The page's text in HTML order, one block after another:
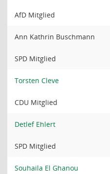
AfD Mitglied
Ann Kathrin Buschmann
SPD Mitglied
Torsten Cleve
CDU Mitglied
Detlef Ehlert
SPD Mitglied
Souhaila El Ghanou